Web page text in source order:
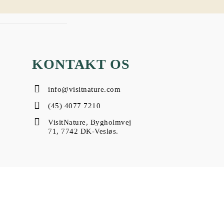
KONTAKT OS
info@visitnature.com
(45) 4077 7210
VisitNature, Bygholmvej
71, 7742 DK-Vesløs.